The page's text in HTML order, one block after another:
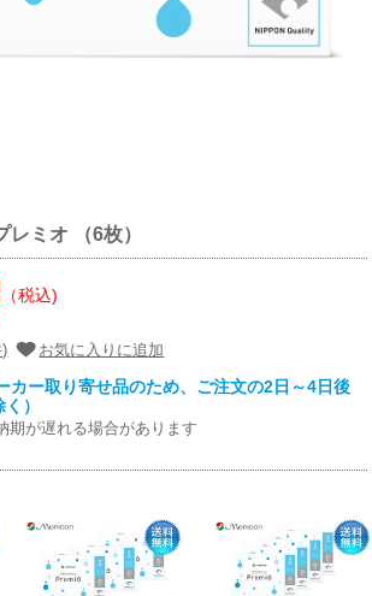
ミオ （6枚）
（税込)
お気に入りに追加
カー取り寄せ品のため、ご注文の2日～4日後
）
期が遅れる場合があります